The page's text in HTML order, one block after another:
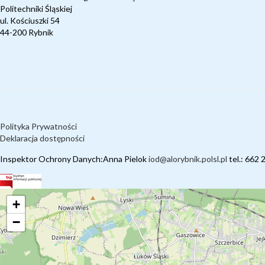
Politechniki Śląskiej
ul. Kościuszki 54
44-200 Rybnik
Polityka Prywatności
Deklaracja dostępności
Inspektor Ochrony Danych:Anna Pielokiod@alorybnik.polsl.pl tel.: 662
+
−